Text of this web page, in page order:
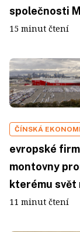
společnosti
15 minut čtení
ČÍNSKÁ
evropské
montovny
kterému
11 minut čtení